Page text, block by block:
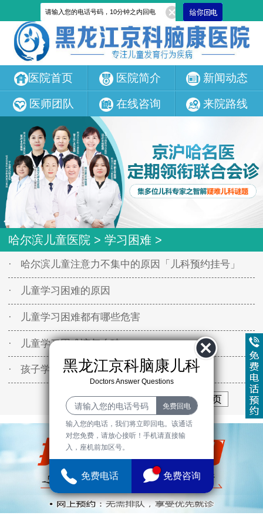
医院首页 医院简介 新闻动态
医师团队 在线咨询 来院路线
哈尔滨儿童医院 > 学习困难 >
· 哈尔滨儿童注意力不集中的原因「儿科预约挂号」
· 儿童学习困难的原因
· 儿童学习困难都有哪些危害
· 儿童学习困难该怎么破
· 孩子学习困难明确检查是关键
首页 上一页 1 2 3
下一页
末页
黑龙江京科脑康儿科
Doctors Answer Questions
输入您的电话，我们将立即回电。该通话
对您免费，请放心接听！手机请直接输
入，座机前加区号。
免费电话 免费咨询